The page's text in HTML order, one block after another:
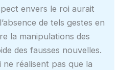
envers le roi aurait
de tels gestes en
la manipulations des
des fausses nouvelles.
réalisent pas que la